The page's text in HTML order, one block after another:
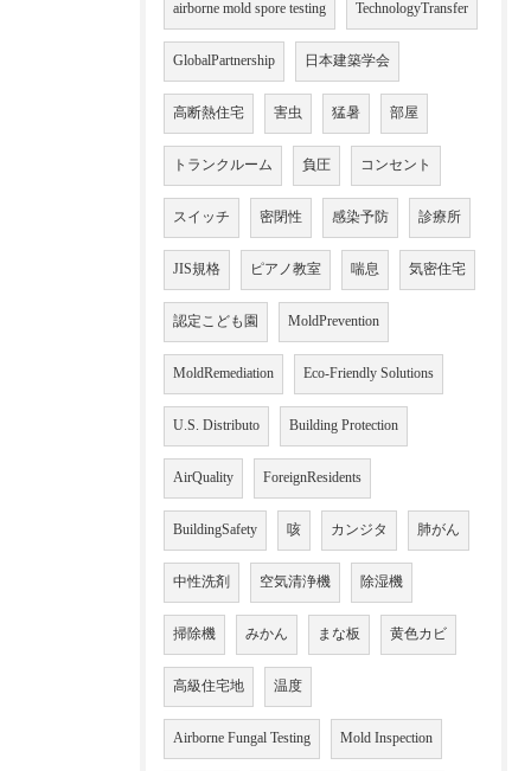
airborne mold spore testing TechnologyTransfer
GlobalPartnership 日本建築学会
高断熱住宅 害虫 猛暑 部屋
トランクルーム 負圧 コンセント
スイッチ 密閉性 感染予防 診療所
JIS規格 ピアノ教室 喘息 気密住宅
認定こども園 MoldPrevention
MoldRemediation Eco-Friendly Solutions
U.S. Distributo Building Protection
AirQuality ForeignResidents
BuildingSafety 咳 カンジタ 肺がん
中性洗剤 空気清浄機 除湿機
掃除機 みかん まな板 黄色カビ
高級住宅地 温度
Airborne Fungal Testing Mold Inspection